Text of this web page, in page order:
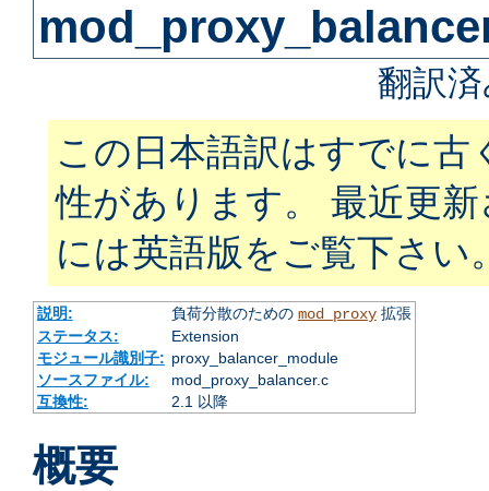
翻訳
この日本語訳はすでに古
性があります。 最近更
には英語版をご覧下さい
説明: 負荷分散のための mod_proxy拡張
ステータス:
Extension
モジュール識別子: proxy_balancer_module
ソースファイル:
mod_proxy_balancer.c
互換性:
2.1 以降
概要